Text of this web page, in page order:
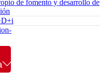
de fomento y desarrollo de